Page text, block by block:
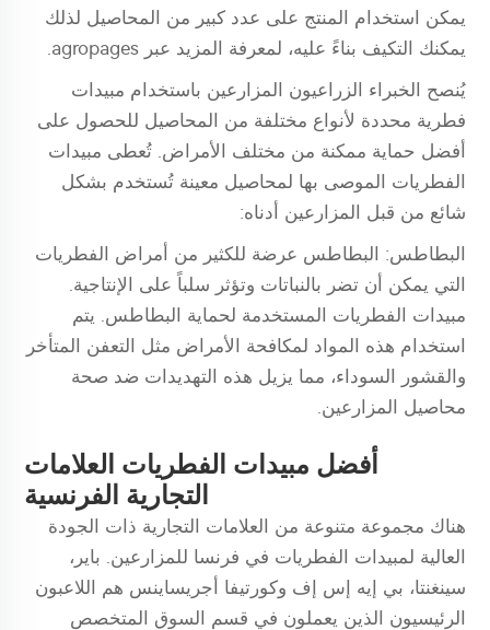
يمكن استخدام المنتج على عدد كبير من المحاصيل لذلك
يمكنك التكيف بناءً عليه، لمعرفة المزيد عبر agropages.
يُنصح الخبراء الزراعيون المزارعين باستخدام مبيدات
فطرية محددة لأنواع مختلفة من المحاصيل للحصول على
أفضل حماية ممكنة من مختلف الأمراض. تُعطى مبيدات
الفطريات الموصى بها لمحاصيل معينة تُستخدم بشكل
شائع من قبل المزارعين أدناه:
البطاطس: البطاطس عرضة للكثير من أمراض الفطريات
التي يمكن أن تضر بالنباتات وتؤثر سلباً على الإنتاجية.
مبيدات الفطريات المستخدمة لحماية البطاطس. يتم
استخدام هذه المواد لمكافحة الأمراض مثل التعفن المتأخر
والقشور السوداء، مما يزيل هذه التهديدات ضد صحة
محاصيل المزارعين.
أفضل مبيدات الفطريات العلامات
التجارية الفرنسية
هناك مجموعة متنوعة من العلامات التجارية ذات الجودة
العالية لمبيدات الفطريات في فرنسا للمزارعين. باير،
سينغنتا، بي إيه إس إف وكورتيفا أجريساينس هم اللاعبون
الرئيسيون الذين يعملون في قسم السوق المتخصص